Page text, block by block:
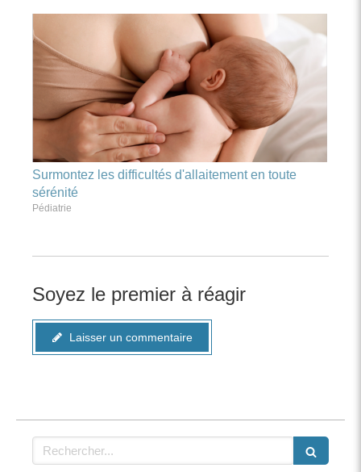
Surmontez les difficultés d'allaitement en toute
sérénité
Pédiatrie
Soyez le premier à réagir
Laisser un commentaire
Rechercher